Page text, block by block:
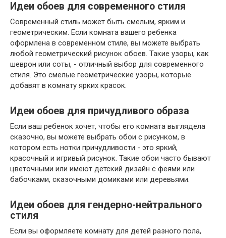
Идеи обоев для современного стиля
Современный стиль может быть смелым, ярким и
геометрическим. Если комната вашего ребенка
оформлена в современном стиле, вы можете выбрать
любой геометрический рисунок обоев. Такие узоры, как
шеврон или соты, - отличный выбор для современного
стиля. Это смелые геометрические узоры, которые
добавят в комнату ярких красок.
Идеи обоев для причудливого образа
Если ваш ребенок хочет, чтобы его комната выглядела
сказочно, вы можете выбрать обои с рисунком, в
котором есть нотки причудливости - это яркий,
красочный и игривый рисунок. Такие обои часто бывают
цветочными или имеют детский дизайн с феями или
бабочками, сказочными домиками или деревьями.
Идеи обоев для гендерно-нейтрального
стиля
Если вы оформляете комнату для детей разного пола,